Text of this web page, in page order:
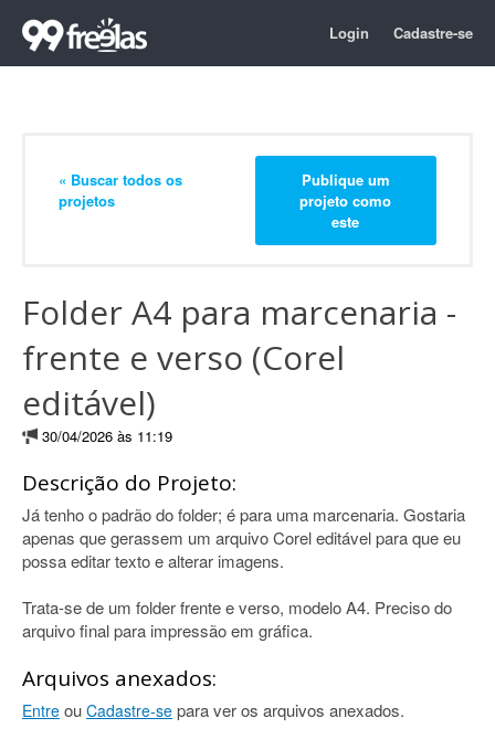
Login Cadastre-se
« Buscar todos os
projetos
Publique um
projeto como
este
Folder A4 para marcenaria -
frente e verso (Corel
editável)
30/04/2026 às 11:19
Descrição do Projeto:
Já tenho o padrão do folder; é para uma marcenaria. Gostaria
apenas que gerassem um arquivo Corel editável para que eu
possa editar texto e alterar imagens.
Trata-se de um folder frente e verso, modelo A4. Preciso do
arquivo final para impressão em gráfica.
Arquivos anexados:
Entre ou Cadastre-se para ver os arquivos anexados.